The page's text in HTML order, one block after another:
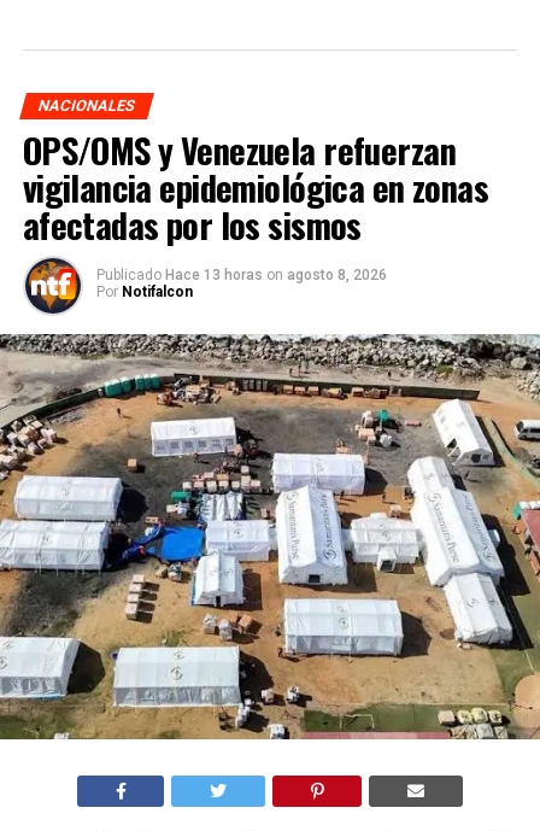
NACIONALES
OPS/OMS y Venezuela refuerzan
vigilancia epidemiológica en zonas
afectadas por los sismos
Publicado Hace 13 horas on agosto 8, 2026
Por Notifalcon